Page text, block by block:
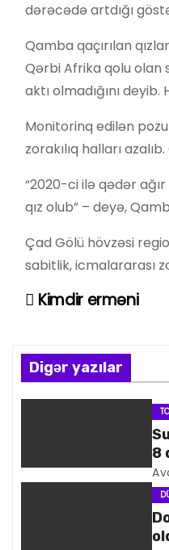
dərəcədə artdığı
Qamba qaçırılan
Qərbi Afrika qolu olan
aktı olmadığını
Monitorinq edilən
zorakılıq halları
“2020-ci ilə qədər
qız olub” – deyə,
Çad Gölü hövzəsi
sabitlik, icmalararası
Y
z
ı
a
i
Kimdir erməni
Digər yazılar
8